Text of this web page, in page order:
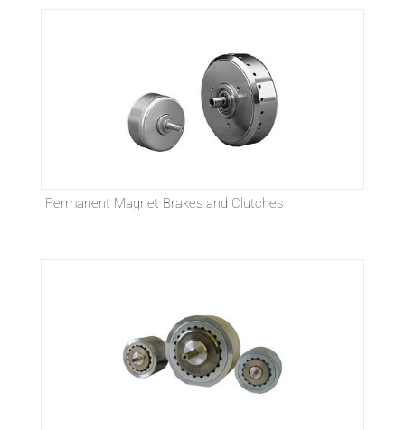
Permanent Magnet Brakes and Clutches